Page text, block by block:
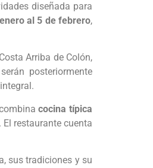
diseñada para
al 5 de febrero,
Arriba de Colón,
posteriormente
cocina típica
restaurante cuenta
sus tradiciones y su